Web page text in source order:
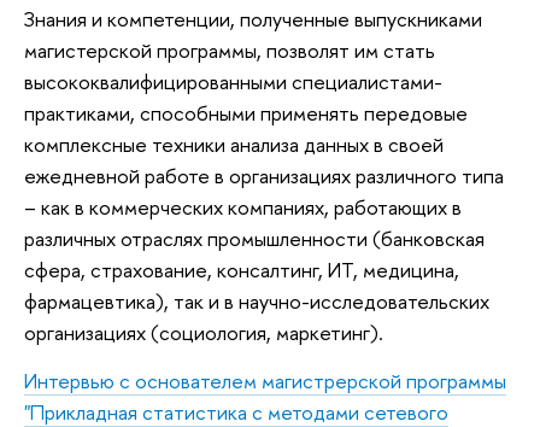
Знания и компетенции, полученные выпускниками
магистерской программы, позволят им стать
высококвалифицированными специалистами-
практиками, способными применять передовые
комплексные техники анализа данных в своей
ежедневной работе в организациях различного типа
– как в коммерческих компаниях, работающих в
различных отраслях промышленности (банковская
сфера, страхование, консалтинг, ИТ, медицина,
фармацевтика), так и в научно-исследовательских
организациях (социология, маркетинг).
Интервью с основателем магистрерской программы
"Прикладная статистика с методами сетевого